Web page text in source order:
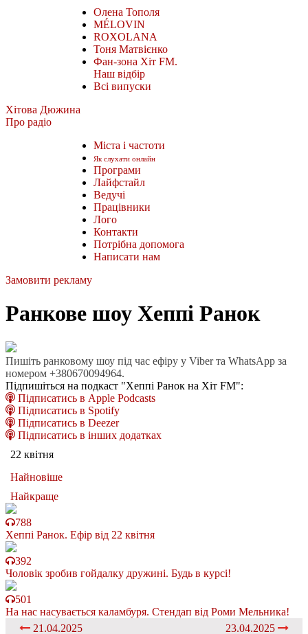
Олена Тополя
MÉLOVIN
ROXOLANA
Тоня Матвієнко
Фан-зона Хіт FM.
Наш відбір
Всі випуски
Хітова Дюжина
Про радіо
Міста і частоти
Як слухати онлайн
Програми
Лайфстайл
Ведучі
Працівники
Лого
Контакти
Потрібна допомога
Написати нам
Замовити рекламу
Ранкове шоу Хеппі Ранок
Пишіть ранковому шоу під час ефіру у Viber та WhatsApp за
номером +380670094964.
Підпишіться на подкаст "Хеппі Ранок на Хіт FM":
Підписатись в Apple Podcasts
Підписатись в Spotify
Підписатись в Deezer
Підписатись в інших додатках
22 квітня
Найновіше
Найкраще
788
Хеппі Ранок. Ефір від 22 квітня
392
Чоловік зробив гойдалку дружині. Будь в курсі!
501
На нас насувається каламбуря. Стендап від Роми Мельника!
21.04.2025
23.04.2025